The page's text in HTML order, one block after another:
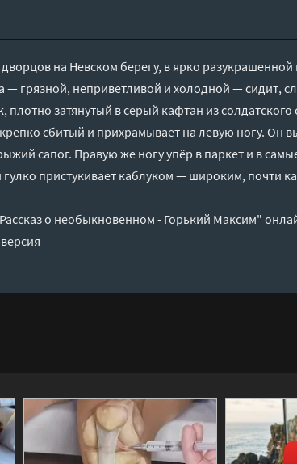
на Невском берегу, в ярко разукрашенной
— грязной, неприветливой и холодной — сидит,
плотно затянутый в серый кафтан из солдатского
сбитый и прихрамывает на левую ногу. Он
сапог. Правую же ногу упёр в паркет и в
гулко пристукивает каблуком — широким, почти
о необыкновенном - Горький Максим"